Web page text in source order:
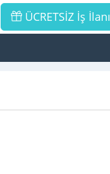
ÜCRETSİZ İş İlanı